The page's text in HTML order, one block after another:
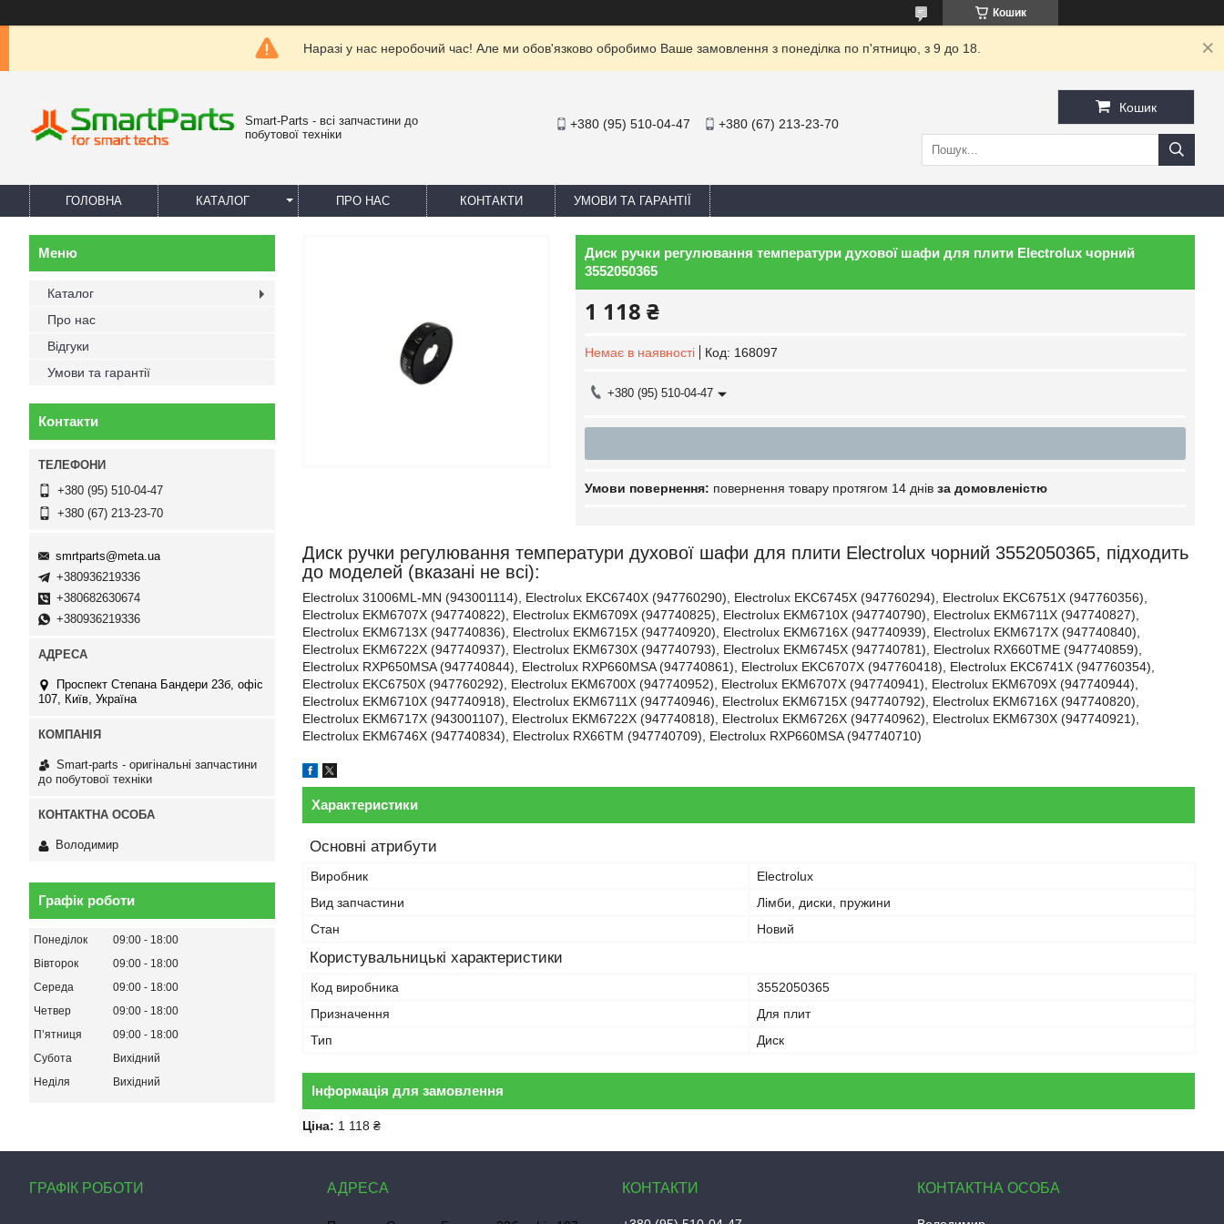
Кошик
Наразі у нас неробочий час! Але ми обов'язково обробимо Ваше замовлення з понеділка по п'ятницю, з 9 до 18.
Smart-Parts - всі запчастини до
побутової техніки
+380 (95) 510-04-47 +380 (67) 213-23-70
Кошик
ГОЛОВНА КАТАЛОГ ПРО НАС КОНТАКТИ УМОВИ ТА ГАРАНТІЇ
Диск ручки регулювання температури духової шафи для плити Electrolux чорний
3552050365
1 118 ₴
Немає в наявності Код: 168097
+380 (95) 510-04-47
повернення товару протягом 14 днів за домовленістю
Диск ручки регулювання температури духової шафи для плити Electrolux чорний 3552050365, підходить
до моделей (вказані не всі):
Electrolux 31006ML-MN (943001114), Electrolux EKC6740X (947760290), Electrolux EKC6745X (947760294), Electrolux EKC6751X (947760356),
Electrolux EKM6707X (947740822), Electrolux EKM6709X (947740825), Electrolux EKM6710X (947740790), Electrolux EKM6711X (947740827),
Electrolux EKM6713X (947740836), Electrolux EKM6715X (947740920), Electrolux EKM6716X (947740939), Electrolux EKM6717X (947740840),
Electrolux EKM6722X (947740937), Electrolux EKM6730X (947740793), Electrolux EKM6745X (947740781), Electrolux RX660TME (947740859),
Electrolux RXP650MSA (947740844), Electrolux RXP660MSA (947740861), Electrolux EKC6707X (947760418), Electrolux EKC6741X (947760354),
Electrolux EKC6750X (947760292), Electrolux EKM6700X (947740952), Electrolux EKM6707X (947740941), Electrolux EKM6709X (947740944),
Electrolux EKM6710X (947740918), Electrolux EKM6711X (947740946), Electrolux EKM6715X (947740792), Electrolux EKM6716X (947740820),
Electrolux EKM6717X (943001107), Electrolux EKM6722X (947740818), Electrolux EKM6726X (947740962), Electrolux EKM6730X (947740921),
Electrolux EKM6746X (947740834), Electrolux RX66TM (947740709), Electrolux RXP660MSA (947740710)
Характеристики
Основні атрибути
Виробник
Electrolux
Вид запчастини
Лімби, диски, пружини
Стан
Новий
Користувальницькі характеристики
Код виробника
3552050365
Призначення
Для плит
Тип
Диск
Інформація для замовлення
Ціна: 1 118 ₴
Каталог
Про нас
Відгуки
Умови та гарантії
Контакти
+380 (95) 510-04-47
+380 (67) 213-23-70
smrtparts@meta.ua
+380936219336
+380682630674
+380936219336
Проспект Степана Бандери 23б, офіс
107, Київ, Україна
Smart-parts - оригінальні запчастини
до побутової техніки
Володимир
Графік роботи
Понеділок 09:00
18:00
Вівторок
09:00
18:00
Середа
09:00
18:00
Четвер
09:00
18:00
Пʼятниця
09:00
18:00
Субота
Вихідний
Неділя
Вихідний
ГРАФІК РОБОТИ